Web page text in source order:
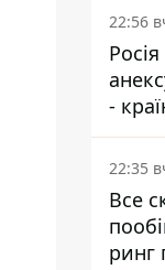
22:56
-
22:35
Все
ринг